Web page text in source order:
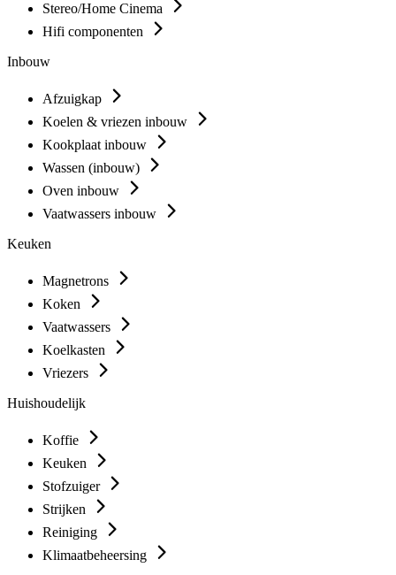
Stereo/Home Cinema
Hifi componenten
Inbouw
Afzuigkap
Koelen & vriezen inbouw
Kookplaat inbouw
Wassen (inbouw)
Oven inbouw
Vaatwassers inbouw
Keuken
Magnetrons
Koken
Vaatwassers
Koelkasten
Vriezers
Huishoudelijk
Koffie
Keuken
Stofzuiger
Strijken
Reiniging
Klimaatbeheersing